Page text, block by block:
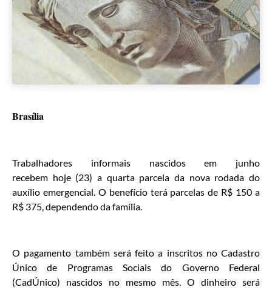
Brasília
Trabalhadores informais nascidos em junho
recebem hoje (23) a quarta parcela da nova rodada do
auxílio emergencial. O benefício terá parcelas de R$ 150 a
R$ 375, dependendo da família.
O pagamento também será feito a inscritos no Cadastro
Único de Programas Sociais do Governo Federal
(CadÚnico) nascidos no mesmo mês. O dinheiro será